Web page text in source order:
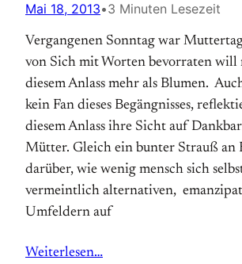
Mai 18, 2013•3 Minuten Lesezeit
Vergangenen Sonntag war
von Sich mit Worten bevorraten will
diesem Anlass mehr als Blumen.
kein Fan dieses Begängnisses,
diesem Anlass ihre Sicht auf
Mütter. Gleich ein bunter Strauß an
darüber, wie wenig mensch sich
vermeintlich alternativen,
Umfeldern auf
Weiterlesen…